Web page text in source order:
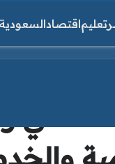
تعليماقتصادالسعودية